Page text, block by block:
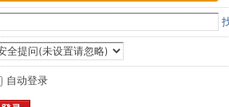
自动登录